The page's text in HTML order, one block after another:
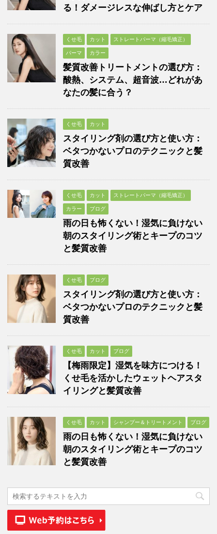
る！ダメージレスな伸ばし方とケア
くせ毛 カット ストレートパーマ（縮毛矯正）
パーマ カラー
髪質改善トリートメントの選び方：
酸熱、システム、超音波…どれがあ
なたの髪に合う？
くせ毛 カット
スタイリング剤の選び方と使い方：
ベタつかないプロのテクニックと髪
質改善
くせ毛 カット ストレートパーマ（縮毛矯正）
カラー ブログ
雨の日も怖くない！湿気に負けない
朝のスタイリング術とキープのコツ
と髪質改善
くせ毛 ブログ
スタイリング剤の選び方と使い方：
ベタつかないプロのテクニックと髪
質改善
くせ毛 カット ブログ
【梅雨限定】湿気を味方につける！
くせ毛を活かしたウェットヘアスタ
イリングと髪質改善
くせ毛 カット シャンプー＆トリートメント ブログ
雨の日も怖くない！湿気に負けない
朝のスタイリング術とキープのコツ
と髪質改善